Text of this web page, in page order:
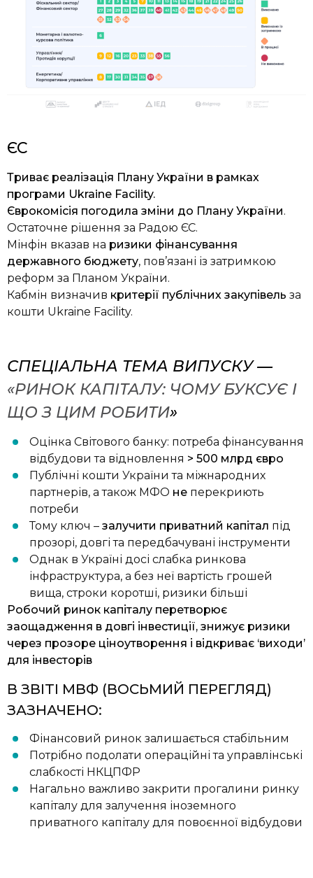
ЄС
Триває реалізація Плану України в рамках
програми Ukraine Facility.
Єврокомісія погодила зміни до Плану України.
Остаточне рішення за Радою ЄС.
Мінфін вказав на ризики фінансування
державного бюджету, пов’язані із затримкою
реформ за Планом України.
Кабмін визначив критерії публічних закупівель за
кошти Ukraine Facility.
СПЕЦІАЛЬНА ТЕМА ВИПУСКУ —
«РИНОК КАПІТАЛУ: ЧОМУ БУКСУЄ І
ЩО З ЦИМ РОБИТИ»
Оцінка Світового банку: потреба фінансування
відбудови та відновлення > 500 млрд євро
Публічні кошти України та міжнародних
партнерів, а також МФО не перекриють
потреби
Тому ключ – залучити приватний капітал під
прозорі, довгі та передбачувані інструменти
Однак в Україні досі слабка ринкова
інфраструктура, а без неї вартість грошей
вища, строки коротші, ризики більші
Робочий ринок капіталу перетворює
заощадження в довгі інвестиції, знижує ризики
через прозоре ціноутворення і відкриває ‘виходи’
для інвесторів
В ЗВІТІ МВФ (ВОСЬМИЙ ПЕРЕГЛЯД)
ЗАЗНАЧЕНО:
Фінансовий ринок залишається стабільним
Потрібно подолати операційні та управлінські
слабкості НКЦПФР
Нагально важливо закрити прогалини ринку
капіталу для залучення іноземного
приватного капіталу для повоєнної відбудови